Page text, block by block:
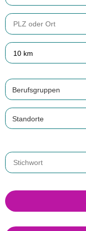
10 km
Berufsgruppen
Standorte